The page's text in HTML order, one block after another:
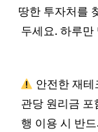
땅한 투자처를
두세요. 하루만
안전한 재
관당 원리금
행 이용 시 반